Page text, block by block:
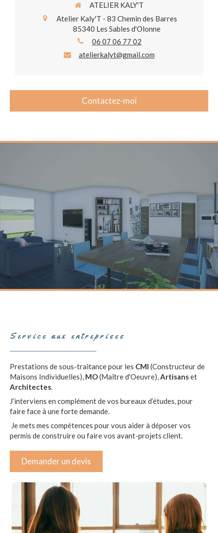
ATELIER KALY'T
Atelier Kaly'T - 83 Chemin des Barres
85340 Les Sables d'Olonne
06 07 06 77 02
atelierkalyt@gmail.com
Contactez-moi
Service aux entreprises
Prestations de sous-traitance pour les CMI (Constructeur de
Maisons Individuelles), MO(Maître d'Oeuvre), Artisanset
Architectes
J’interviens en complément de vos bureaux d’études, pour
faire face à une forte demande.
Je mets mes compétences pour vous aider à déposer vos
permis de construire ou faire vos avant-projets client.
Demander un devis